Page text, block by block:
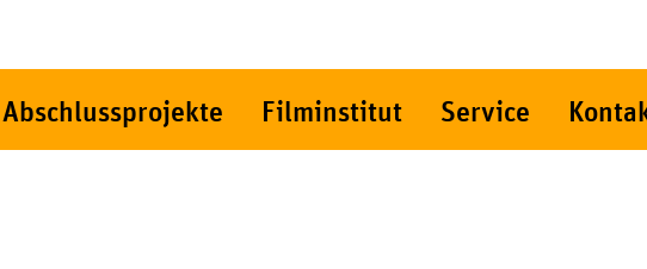
Abschlussprojekte Filminstitut Service